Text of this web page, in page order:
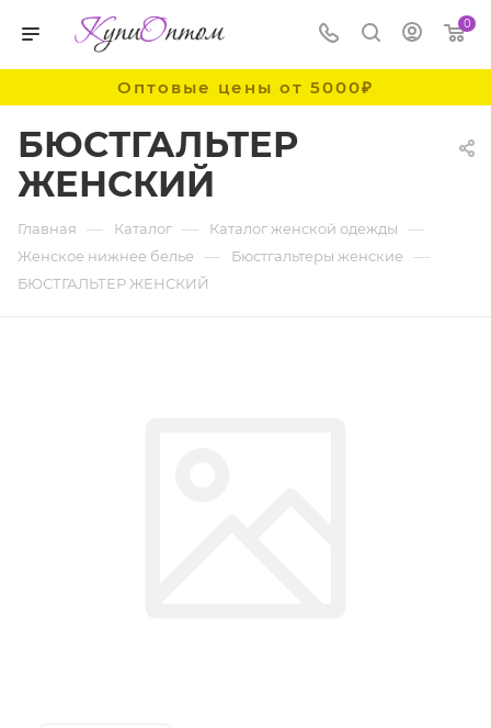
0
Оптовые цены от 5000₽
БЮСТГАЛЬТЕР
ЖЕНСКИЙ
Главная — Каталог — Каталог женской одежды —
Женское нижнее белье — Бюстгальтеры женские —
БЮСТГАЛЬТЕР ЖЕНСКИЙ